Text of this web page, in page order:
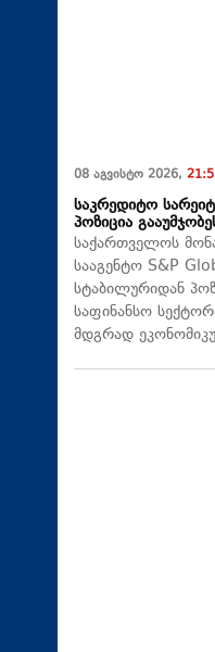
08 აგვისტო 2026,
საკრედიტო
პოზიცია
საქართველოს
სააგენტო S&P
სტაბილურიდან
საფინანსო
მდგრად